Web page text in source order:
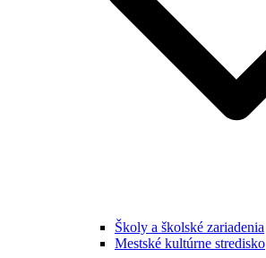
Školy a školské zariadenia
Mestské kultúrne stredisko